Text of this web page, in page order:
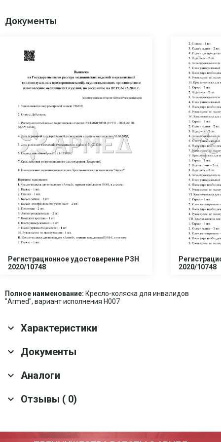
Документы
Регистрационное удостоверение РЗН
2020/10748
2020/10748
Полное наименование: Кресло-коляска для инвалидов
"Armed", вариант исполнения H007
Характеристики
Основные характеристики
устройство
Срок службы
Документы
Скачать все документы
Аналоги
Кресло-коляска для инвалидов Армед H002
Артикул: 19557
Отзывы ( 0)